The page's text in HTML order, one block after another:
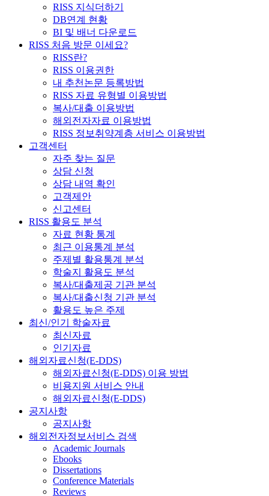
RISS 지식더하기
DB연계 현황
BI 및 배너 다운로드
RISS 처음 방문 이세요?
RISS란?
RISS 이용권한
내 추천논문 등록방법
RISS 자료 유형별 이용방법
복사/대출 이용방법
해외전자자료 이용방법
RISS 정보취약계층 서비스 이용방법
고객센터
자주 찾는 질문
상담 신청
상담 내역 확인
고객제안
신고센터
RISS 활용도 분석
자료 현황 통계
최근 이용통계 분석
주제별 활용통계 분석
학술지 활용도 분석
복사/대출제공 기관 분석
복사/대출신청 기관 분석
활용도 높은 주제
최신/인기 학술자료
최신자료
인기자료
해외자료신청(E-DDS)
해외자료신청(E-DDS) 이용 방법
비용지원 서비스 안내
해외자료신청(E-DDS)
공지사항
공지사항
해외전자정보서비스 검색
Academic Journals
Ebooks
Dissertations
Conference Materials
Reviews